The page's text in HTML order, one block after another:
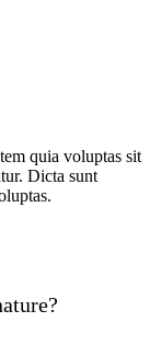
quia voluptas sit
Dicta sunt